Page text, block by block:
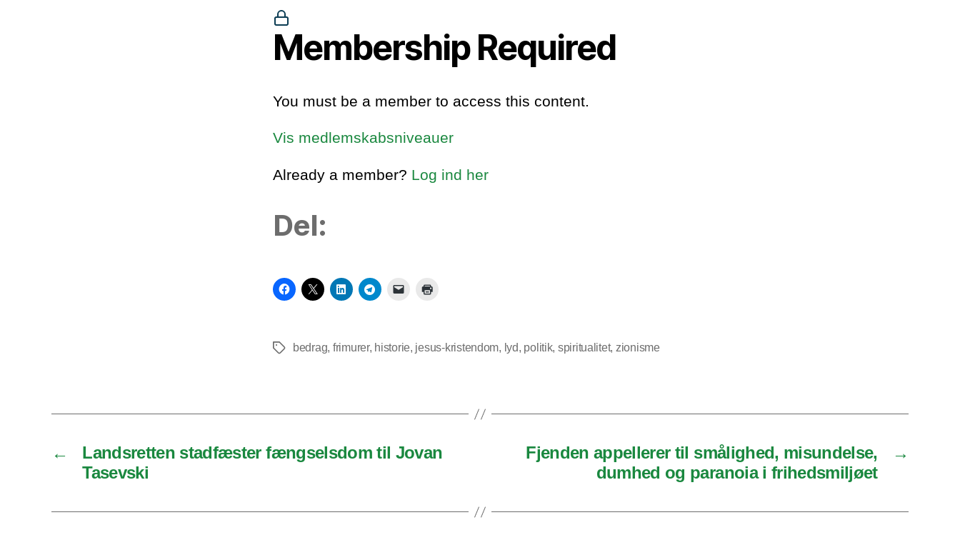
Membership Required
You must be a member to access this content.
Vis medlemskabsniveauer
Already a member? Log ind her
Del:
Tagsbedrag, frimurer, historie, jesus-kristendom, lyd, politik, spiritualitet, zionisme
←
Landsretten stadfæster fængselsdom til Jovan
Tasevski
→
Fjenden appellerer til smålighed, misundelse,
dumhed og paranoia i frihedsmiljøet